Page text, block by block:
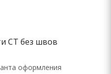
СТ без швов
оформления